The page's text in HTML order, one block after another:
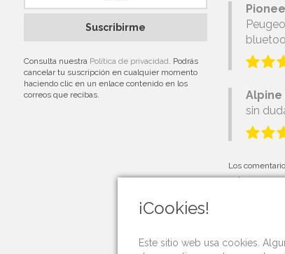
Suscribirme
Consulta nuestra Política de privacidad. Podrás
cancelar tu suscripción en cualquier momento
haciendo clic en un enlace contenido en los
correos que recibas.
Alpine
sin
Los
autores.
¡Cookies!
Este sitio web usa cookies.